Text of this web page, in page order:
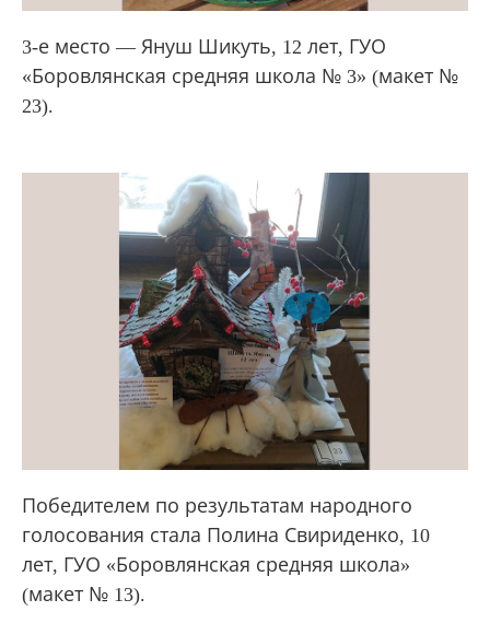
3-е место — Януш Шикуть, 12 лет, ГУО
«Боровлянская средняя школа № 3» (макет №
23).
Победителем по результатам народного
голосования стала Полина Свириденко, 10
лет, ГУО «Боровлянская средняя школа»
(макет № 13).